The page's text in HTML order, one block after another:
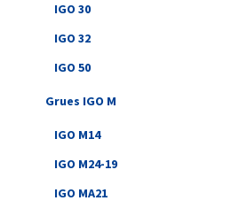
IGO 30
IGO 32
IGO 50
Grues IGO M
IGO M14
IGO M24-19
IGO MA21